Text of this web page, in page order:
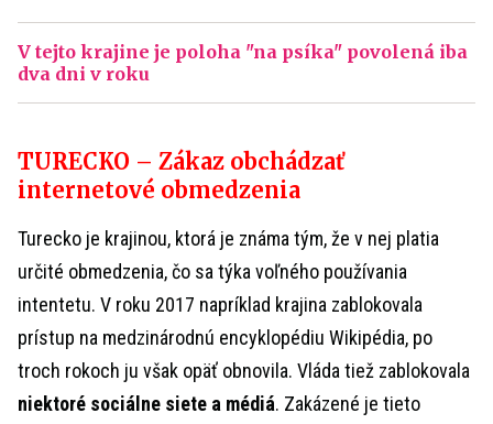
V tejto krajine je poloha "na psíka" povolená iba
dva dni v roku
TURECKO – Zákaz obchádzať
internetové obmedzenia
Turecko je krajinou, ktorá je známa tým, že v nej platia
určité obmedzenia, čo sa týka voľného používania
intentetu. V roku 2017 napríklad krajina zablokovala
prístup na medzinárodnú encyklopédiu Wikipédia, po
troch rokoch ju však opäť obnovila. Vláda tiež zablokovala
niektoré sociálne siete a médiá. Zakázené je tieto